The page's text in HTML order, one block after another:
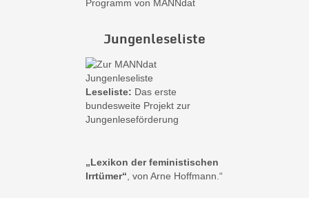
Programm von MANNdat
Jungenleseliste
Leseliste: Das erste
bundesweite Projekt zur
Jungenleseförderung
„Lexikon der feministischen
Irrtümer“ , von Arne Hoffmann.“